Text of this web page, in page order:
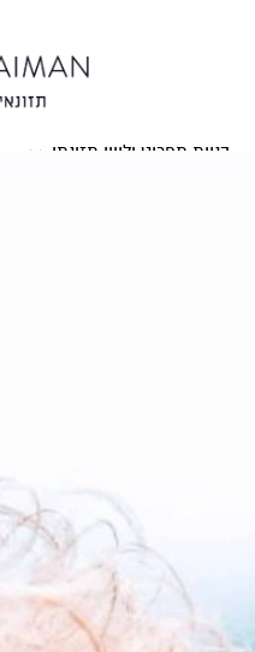
בניית תפריט וליווי תזונתי